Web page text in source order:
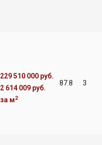
229 510 000 руб.
2 614 009 руб.
за м2
87.8 3